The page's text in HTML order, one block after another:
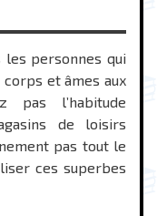
les personnes qui
et âmes aux
pas l’habitude
de loisirs
pas tout le
ces superbes